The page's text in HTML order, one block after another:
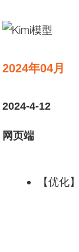
2024年04月
2024-4-12
网页端
【优化